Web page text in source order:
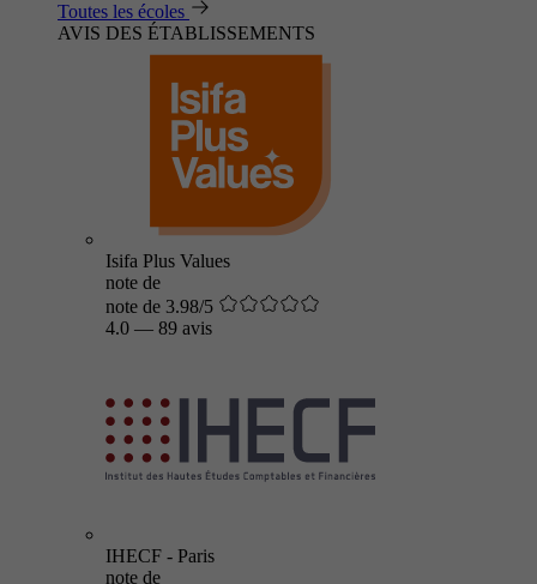
Toutes les écoles
AVIS DES ÉTABLISSEMENTS
Isifa Plus Values
note de
note de 3.98/5
4.0 — 89 avis
IHECF - Paris
note de